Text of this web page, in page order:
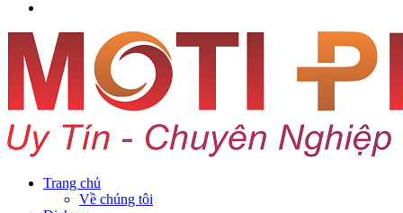
Trang chủ
Về chúng tôi